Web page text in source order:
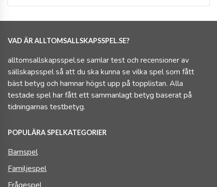
VAD ÄR ALLTOMSALLSKAPSSPEL.SE?
alltomsallskapsspel.se samlar test och recensioner av
sällskapsspel så att du ska kunna se vilka spel som fått
bäst betyg och hamnar högst upp på topplistan. Alla
testade spel har fått ett sammanlagt betyg baserat på
tidningarnas testbetyg.
POPULÄRA SPELKATEGORIER
Barnspel
Familjespel